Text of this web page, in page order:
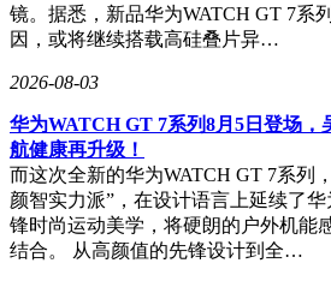
镜。据悉，新品华为WATCH GT 7系
因，或将继续搭载高硅叠片异…
2026-08-03
华为WATCH GT 7系列8月5日登场，
航健康再升级！
而这次全新的华为WATCH GT 7系列
颜智实力派”，在设计语言上延续了
锋时尚运动美学，将硬朗的户外机能
结合。 从高颜值的先锋设计到全…